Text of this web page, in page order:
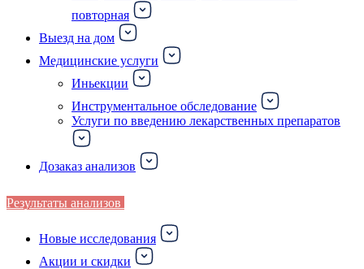
повторная
Выезд на дом
Медицинские услуги
Иньекции
Инструментальное обследование
Услуги по введению лекарственных препаратов
Дозаказ анализов
Результаты анализов
Новые исследования
Акции и скидки